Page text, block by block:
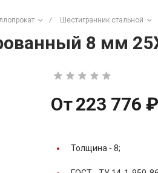
/ Шестигранник стальной
8 мм
От223 776 ₽
Толщина - 8;